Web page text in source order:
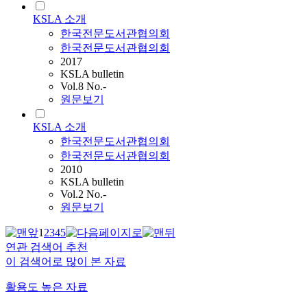
KSLA 소개
한국전문도서관협의회
한국전문도서관협의회
2017
KSLA bulletin
Vol.8 No.-
원문보기
KSLA 소개
한국전문도서관협의회
한국전문도서관협의회
2010
KSLA bulletin
Vol.2 No.-
원문보기
12345
연관 검색어 추천
이 검색어로 많이 본 자료
활용도 높은 자료